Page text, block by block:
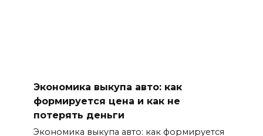
Экономика выкупа авто: как
формируется цена и как не
потерять деньги
Экономика выкупа авто: как формируется